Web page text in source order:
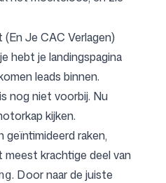
Je CAC Verlagen)
hebt je landingspagina
leads binnen.
nog niet voorbij. Nu
kijken.
geïntimideerd raken,
meest krachtige deel van
. Door naar de juiste